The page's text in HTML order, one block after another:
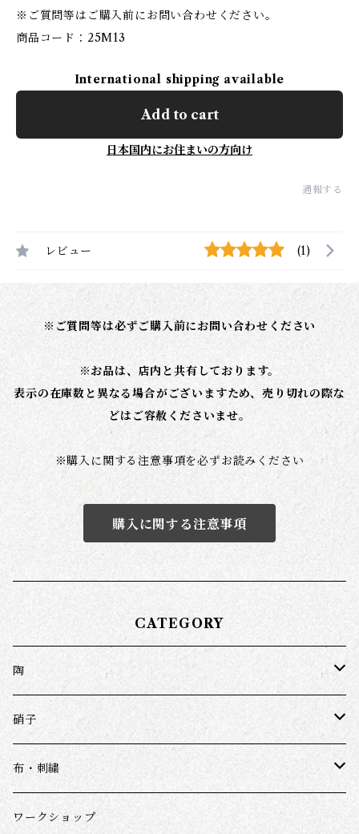
※ご質問等はご購入前にお問い合わせください。
商品コード：25M13
International shipping available
Add to cart
日本国内にお住まいの方向け
通報する
レビュー (1)
※ご質問等は必ずご購入前にお問い合わせください
※お品は、店内と共有しております。
表示の在庫数と異なる場合がございますため、売り切れの際な
どはご容赦くださいませ。
※購入に関する注意事項を必ずお読みください
購入に関する注意事項
CATEGORY
陶
近藤亮介
鈎一馬
千田徹
硝子
ワダコーヘー
スナオミガラス
布・刺繍
ダーニング(野口光ほか)
ワークショップ